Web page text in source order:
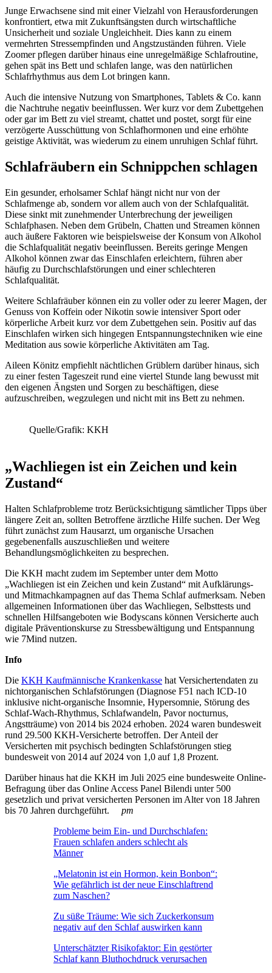
Junge Erwachsene sind mit einer Vielzahl von Herausforderungen
konfrontiert, etwa mit Zukunftsängsten durch wirtschaftliche
Unsicherheit und soziale Ungleichheit. Dies kann zu einem
vermehrten Stressempfinden und Angstzuständen führen. Viele
Zoomer pflegen darüber hinaus eine unregelmäßige Schlafroutine,
gehen spät ins Bett und schlafen lange, was den natürlichen
Schlafrhythmus aus dem Lot bringen kann.
Auch die intensive Nutzung von Smartphones, Tablets & Co. kann
die Nachtruhe negativ beeinflussen. Wer kurz vor dem Zubettgehen
oder gar im Bett zu viel streamt, chattet und postet, sorgt für eine
verzögerte Ausschüttung von Schlafhormonen und eine erhöhte
geistige Aktivität, was wiederum zu einem unruhigen Schlaf führt.
Schlafräubern ein Schnippchen schlagen
Ein gesunder, erholsamer Schlaf hängt nicht nur von der
Schlafmenge ab, sondern vor allem auch von der Schlafqualität.
Diese sinkt mit zunehmender Unterbrechung der jeweiligen
Schlafphasen. Neben dem Grübeln, Chatten und Streamen können
auch äußere Faktoren wie beispielsweise der Konsum von Alkohol
die Schlafqualität negativ beeinflussen. Bereits geringe Mengen
Alkohol können zwar das Einschlafen erleichtern, führen aber
häufig zu Durchschlafstörungen und einer schlechteren
Schlafqualität.
Weitere Schlafräuber können ein zu voller oder zu leerer Magen, der
Genuss von Koffein oder Nikotin sowie intensiver Sport oder
körperliche Arbeit kurz vor dem Zubettgehen sein. Positiv auf das
Einschlafen wirken sich hingegen Entspannungstechniken wie eine
Meditation aus sowie körperliche Aktivitäten am Tag.
Aileen Könitz empfiehlt nächtlichen Grüblern darüber hinaus, sich
zu einer festen Tageszeit rund eine viertel Stunde lang bewusst mit
den eigenen Ängsten und Sorgen zu beschäftigen, diese
aufzuschreiben, wegzulegen und nicht mit ins Bett zu nehmen.
Quelle/Grafik: KKH
„Wachliegen ist ein Zeichen und kein
Zustand“
Halten Schlafprobleme trotz Berücksichtigung sämtlicher Tipps über
längere Zeit an, sollten Betroffene ärztliche Hilfe suchen. Der Weg
führt zunächst zum Hausarzt, um organische Ursachen
gegebenenfalls auszuschließen und weitere
Behandlungsmöglichkeiten zu besprechen.
Die KKH macht zudem im September unter dem Motto
„Wachliegen ist ein Zeichen und kein Zustand“ mit Aufklärungs-
und Mitmachkampagnen auf das Thema Schlaf aufmerksam. Neben
allgemeinen Informationen über das Wachliegen, Selbsttests und
schnellen Hilfsangeboten wie Bodyscans können Versicherte auch
digitale Präventionskurse zu Stressbewältigung und Entspannung
wie 7Mind nutzen.
Info
Die KKH Kaufmännische Krankenkasse hat Versichertendaten zu
nichtorganischen Schlafstörungen (Diagnose F51 nach ICD-10
inklusive nicht-organische Insomnie, Hypersomnie, Störung des
Schlaf-Wach-Rhythmus, Schlafwandeln, Pavor nocturnus,
Angstträume) von 2014 bis 2024 erhoben. 2024 waren bundesweit
rund 29.500 KKH-Versicherte betroffen. Der Anteil der
Versicherten mit psychisch bedingten Schlafstörungen stieg
bundesweit von 2014 auf 2024 von 1,0 auf 1,8 Prozent.
Darüber hinaus hat die KKH im Juli 2025 eine bundesweite Online-
Befragung über das Online Access Panel Bilendi unter 500
gesetzlich und privat versicherten Personen im Alter von 18 Jahren
bis 70 Jahren durchgeführt. pm
Probleme beim Ein- und Durchschlafen:
Frauen schlafen anders schlecht als
Männer
„Melatonin ist ein Hormon, kein Bonbon“:
Wie gefährlich ist der neue Einschlaftrend
zum Naschen?
Zu süße Träume: Wie sich Zuckerkonsum
negativ auf den Schlaf auswirken kann
Unterschätzter Risikofaktor: Ein gestörter
Schlaf kann Bluthochdruck verursachen